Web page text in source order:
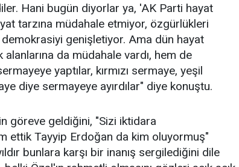
Hani bugün diyorlar ya, 'AK Parti hayat
tarzına müdahale etmiyor, özgürlükleri
genişletiyor. Ama dün hayat
da müdahale vardı, hem de
yaptılar, kırmızı sermaye, yeşil
diye sermayeye ayırdılar" diye konuştu.
göreve geldiğini, "Sizi iktidara
ettik Tayyip Erdoğan da kim oluyormuş"
bunlara karşı bir inanış sergilediğini dile